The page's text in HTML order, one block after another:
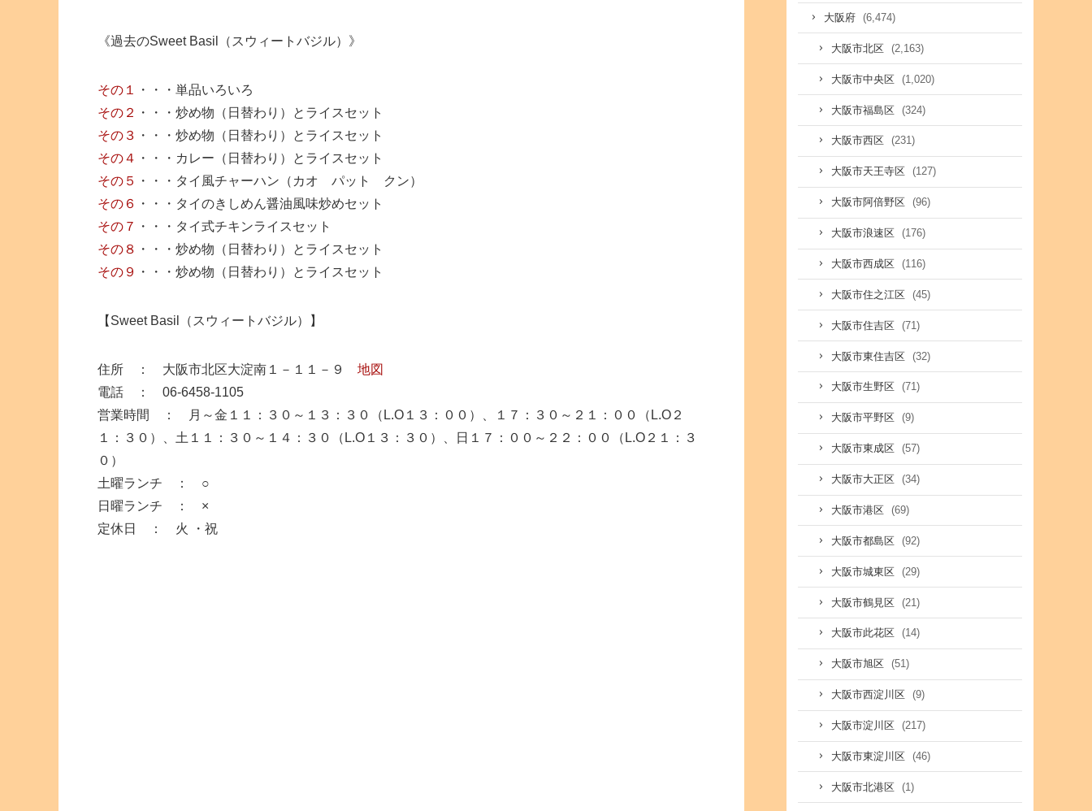
《過去のSweet Basil（スウィートバジル）》
その１
・・・単品いろいろ
その２
・・・炒め物（日替わり）とライスセット
その３ ・・・炒め物（日替わり）とライスセット
その４ ・・・カレー（日替わり）とライスセット
その５
・・・タイ風チャーハン（カオ パット クン）
その６
・・・タイのきしめん醤油風味炒めセット
その７
・・・タイ式チキンライスセット
その８ ・・・炒め物（日替わり）とライスセット
その９
・・・炒め物（日替わり）とライスセット
【Sweet Basil（スウィートバジル）】
住所 ： 大阪市北区大淀南１－１１－９ 地図
電話 ： 06-6458-1105
営業時間 ： 月～金１１：３０～１３：３０（L.O１３：００）、１７：３０～２１：００（L.O２
１：３０）、土１１：３０～１４：３０（L.O１３：３０）、日１７：００～２２：００（L.O２１：３
０）
土曜ランチ ： ○
日曜ランチ ： ×
定休日 ： 火 ・祝
大阪府 (6,474)
大阪市北区 (2,163)
大阪市中央区 (1,020)
大阪市福島区 (324)
大阪市西区 (231)
大阪市天王寺区 (127)
大阪市阿倍野区 (96)
大阪市浪速区 (176)
大阪市西成区 (116)
大阪市住之江区 (45)
大阪市住吉区 (71)
大阪市東住吉区 (32)
大阪市生野区 (71)
大阪市平野区 (9)
大阪市東成区 (57)
大阪市大正区 (34)
大阪市港区 (69)
大阪市都島区 (92)
大阪市城東区 (29)
大阪市鶴見区 (21)
大阪市此花区 (14)
大阪市旭区 (51)
大阪市西淀川区 (9)
大阪市淀川区 (217)
大阪市東淀川区 (46)
大阪市北港区 (1)